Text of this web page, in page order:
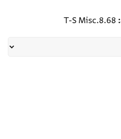
T-S Misc.8.68